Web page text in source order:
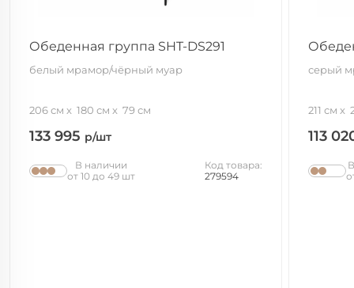
Обеденная группа SHT-DS291
белый мрамор/чёрный муар
206 см 180 см 79 см
133 995 р/шт
В наличии
от 10 до 49 шт
Код товара:
279594
серый
211 см
113